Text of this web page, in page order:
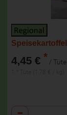
4,45 € * / Tüte
Anzahl